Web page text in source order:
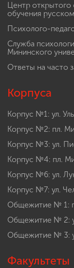
Центр открытого
обучения
Психолого-
Служба
Мининского
Ответы на часто
Корпуса
Корпус №1: ул.
Корпус №2: пл.
Корпус №3: ул.
Корпус №4: пл.
Корпус №6: ул.
Корпус №7: ул.
Общежитие № 1:
Общежитие № 2:
Общежитие № 3:
Факультеты